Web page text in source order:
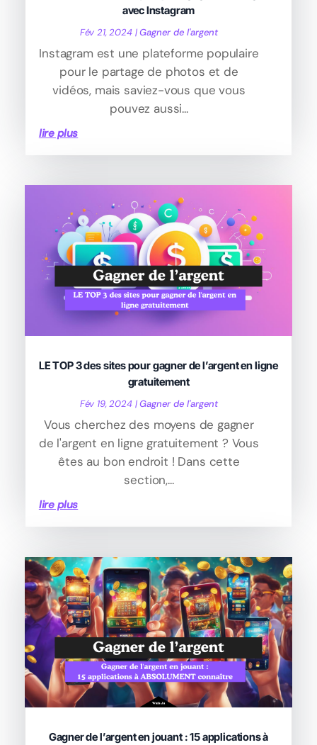
avec Instagram
Fév 21, 2024|Gagner de l'argent
Instagram est une plateforme populaire
pour le partage de photos et de
vidéos, mais saviez-vous que vous
pouvez aussi...
lire plus
LE TOP 3 des sites pour gagner de l’argent en ligne
gratuitement
Fév 19, 2024|Gagner de l'argent
Vous cherchez des moyens de gagner
de l'argent en ligne gratuitement ? Vous
êtes au bon endroit ! Dans cette
section,...
lire plus
Gagner de l’argent en jouant : 15 applications à